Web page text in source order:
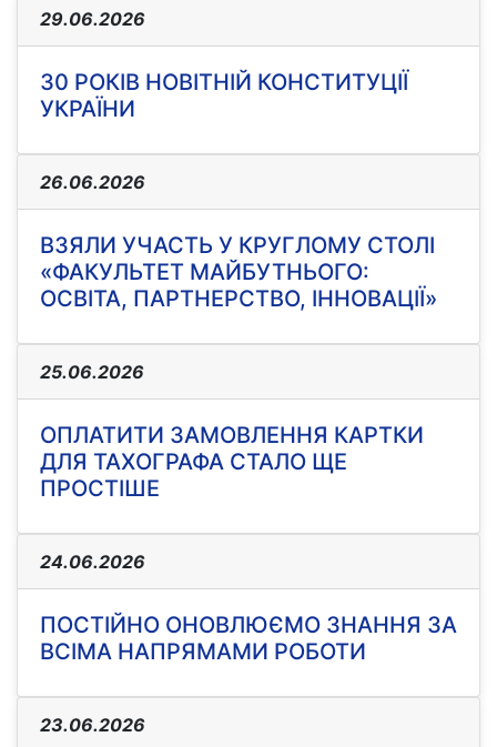
29.06.2026
30 РОКІВ НОВІТНІЙ КОНСТИТУЦІЇ
УКРАЇНИ
26.06.2026
ВЗЯЛИ УЧАСТЬ У КРУГЛОМУ СТОЛІ
«ФАКУЛЬТЕТ МАЙБУТНЬОГО:
ОСВІТА, ПАРТНЕРСТВО, ІННОВАЦІЇ»
25.06.2026
ОПЛАТИТИ ЗАМОВЛЕННЯ КАРТКИ
ДЛЯ ТАХОГРАФА СТАЛО ЩЕ
ПРОСТІШЕ
24.06.2026
ПОСТІЙНО ОНОВЛЮЄМО ЗНАННЯ ЗА
ВСІМА НАПРЯМАМИ РОБОТИ
23.06.2026